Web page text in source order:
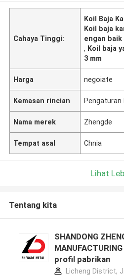
Cahaya Tinggi:
Koil Baja
Koil baja
engan baik
, Koil baja
3 mm
Harga negoiate
Kemasan rincian Pengaturan
Nama merek Zhengde
Tempat asal Chnia
Lihat
Tentang kita
SHANDONG
profil pabrikan
Licheng District,